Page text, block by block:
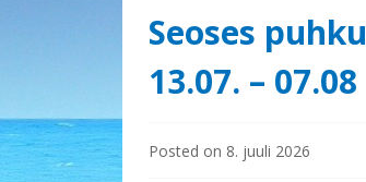
Seoses
13.07. – 07.08
Posted on 8. juuli 2026